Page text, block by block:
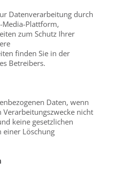
Datenverarbeitung durch
Media-Plattform,
zum Schutz Ihrer
finden Sie in der
Betreibers.
Daten, wenn
nicht
keine gesetzlichen
Löschung